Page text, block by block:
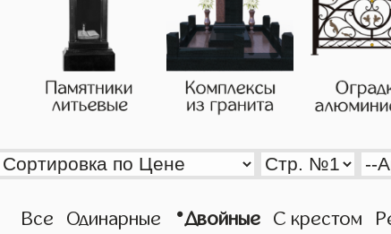
Все Одинарные •Двойные С крестом